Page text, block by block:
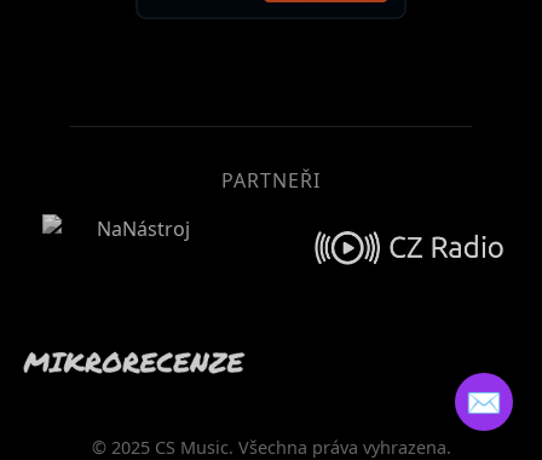
PARTNEŘI
© 2025 CS Music. Všechna práva vyhrazena.
✉️